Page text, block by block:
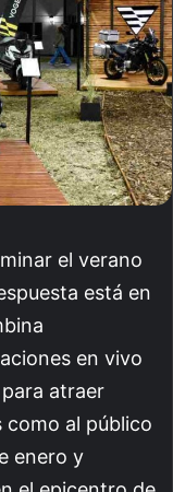
el verano
está en
en vivo
atraer
al público
enero y